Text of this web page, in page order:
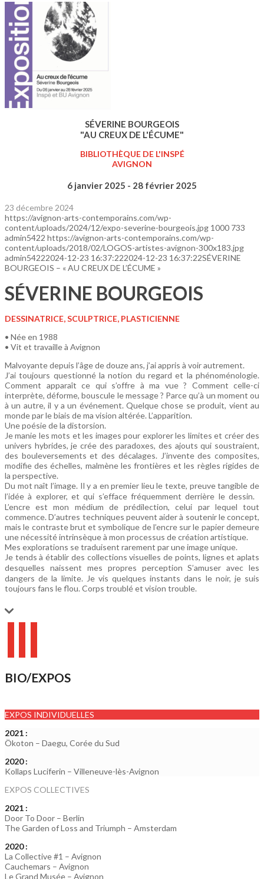
SÉVERINE BOURGEOIS
"AU CREUX DE L'ÉCUME"
BIBLIOTHÈQUE DE L'INSPÉ
AVIGNON
6 janvier 2025 - 28 février 2025
23 décembre 2024
https://avignon-arts-contemporains.com/wp-
content/uploads/2024/12/expo-severine-bourgeois.jpg 1000 733
admin5422 https://avignon-arts-contemporains.com/wp-
content/uploads/2018/02/LOGOS-artistes-avignon-300x183.jpg
admin54222024-12-23 16:37:222024-12-23 16:37:22SÉVERINE
BOURGEOIS – « AU CREUX DE L’ÉCUME »
SÉVERINE BOURGEOIS
DESSINATRICE, SCULPTRICE, PLASTICIENNE
• Née en 1988
• Vit et travaille à Avignon
Malvoyante depuis l’âge de douze ans, j’ai appris à voir autrement.
J’ai toujours questionné la notion du regard et la phénoménologie.
Comment apparaît ce qui s’offre à ma vue ? Comment celle-ci
interprète, déforme, bouscule le message ? Parce qu’à un moment ou
à un autre, il y a un événement. Quelque chose se produit, vient au
monde par le biais de ma vision altérée. L’apparition.
Une poésie de la distorsion.
Je manie les mots et les images pour explorer les limites et créer des
univers hybrides, je crée des paradoxes, des ajouts qui soustraient,
des bouleversements et des décalages. J’invente des composites,
modifie des échelles, malmène les frontières et les règles rigides de
la perspective.
Du mot naît l’image. Il y a en premier lieu le texte, preuve tangible de
l’idée à explorer, et qui s’efface fréquemment derrière le dessin.
L’encre est mon médium de prédilection, celui par lequel tout
commence. D’autres techniques peuvent aider à soutenir le concept,
mais le contraste brut et symbolique de l’encre sur le papier demeure
une nécessité intrinsèque à mon processus de création artistique.
Mes explorations se traduisent rarement par une image unique.
Je tends à établir des collections visuelles de points, lignes et aplats
desquelles naissent mes propres perception S’amuser avec les
dangers de la limite. Je vis quelques instants dans le noir, je suis
toujours fans le flou. Corps troublé et vision trouble.
BIO/EXPOS
EXPOS INDIVIDUELLES
2021 :
Ökoton – Daegu, Corée du Sud
2020 :
Kollaps Luciferin – Villeneuve-lès-Avignon
EXPOS COLLECTIVES
2021 :
Door To Door – Berlin
The Garden of Loss and Triumph – Amsterdam
2020 :
La Collective #1 – Avignon
Cauchemars – Avignon
Le Grand Musée – Avignon